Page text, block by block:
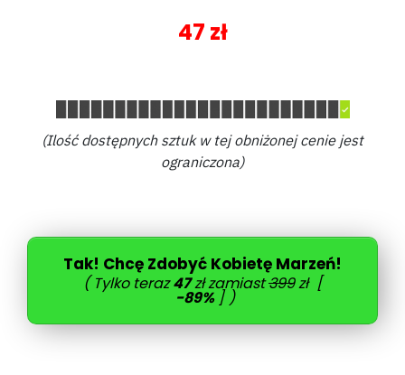
47 zł
(Ilość dostępnych sztuk w tej obniżonej cenie jest
ograniczona)
Tak! Chcę Zdobyć Kobietę Marzeń!
( Tylko teraz47zł zamiast399zł [
-89% ] )